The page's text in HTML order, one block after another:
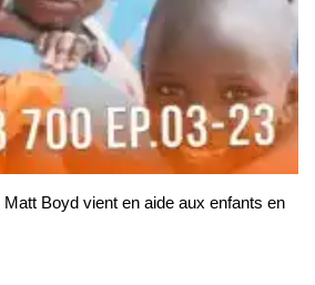
Boyd vient en aide aux enfants en